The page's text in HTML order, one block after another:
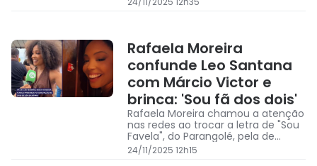
das comunidades periféricas
Rafaela Moreira
confunde Leo Santana
com Márcio Victor e
brinca: 'Sou fã dos dois'
Rafaela Moreira chamou a atenção
nas redes ao trocar a letra de "Sou
Favela", do Parangolé, pela de
"Firme e Forte", de Márcio Victor
24/11/2025 12h15